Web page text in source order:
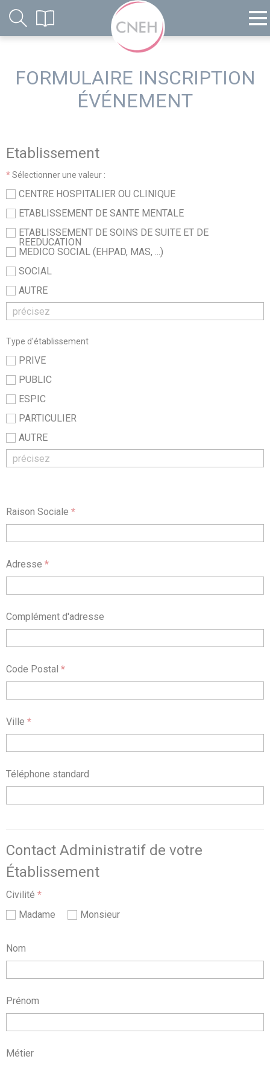
FORMULAIRE INSCRIPTION
ÉVÉNEMENT
Etablissement
*Sélectionner une valeur :
CENTRE HOSPITALIER OU CLINIQUE
ETABLISSEMENT DE SANTE MENTALE
ETABLISSEMENT DE SOINS DE SUITE ET DE
REEDUCATION
MEDICO SOCIAL (EHPAD, MAS, ...)
SOCIAL
AUTRE
Type d'établissement
PRIVE
PUBLIC
ESPIC
PARTICULIER
AUTRE
Raison Sociale *
Adresse *
Complément d'adresse
Code Postal *
Ville *
Téléphone standard
Contact Administratif de votre
Établissement
Civilité *
Madame
Monsieur
Nom
Prénom
Métier